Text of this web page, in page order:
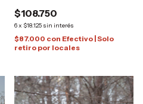
$108.750
6x $18.125 sin interés
$87.000 con Efectivo | Solo
retiro por locales